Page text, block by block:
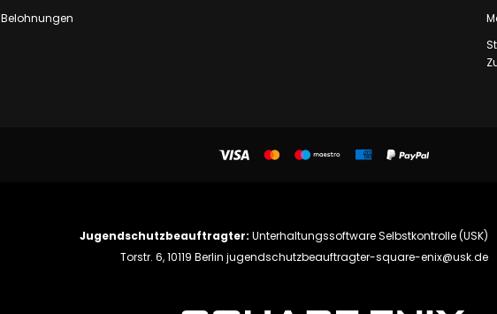
Belohnungen
Jugendschutzbeauftragter: Unterhaltungssoftware Selbstkontrolle (USK)
Torstr. 6, 10119 Berlin jugendschutzbeauftragter-square-enix@usk.de